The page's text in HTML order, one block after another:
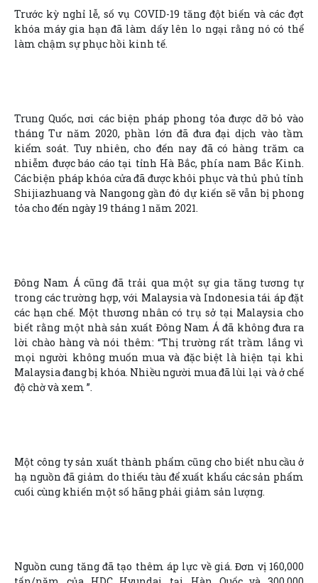
Trước kỳ nghỉ lễ, số vụ COVID-19 tăng đột biến và các đợt
khóa máy gia hạn đã làm dấy lên lo ngại rằng nó có thể
làm chậm sự phục hồi kinh tế.
Trung Quốc, nơi các biện pháp phong tỏa được dỡ bỏ vào
tháng Tư năm 2020, phần lớn đã đưa đại dịch vào tầm
kiểm soát. Tuy nhiên, cho đến nay đã có hàng trăm ca
nhiễm được báo cáo tại tỉnh Hà Bắc, phía nam Bắc Kinh.
Các biện pháp khóa cửa đã được khôi phục và thủ phủ tỉnh
Shijiazhuang và Nangong gần đó dự kiến sẽ vẫn bị phong
tỏa cho đến ngày 19 tháng 1 năm 2021.
Đông Nam Á cũng đã trải qua một sự gia tăng tương tự
trong các trường hợp, với Malaysia và Indonesia tái áp đặt
các hạn chế. Một thương nhân có trụ sở tại Malaysia cho
biết rằng một nhà sản xuất Đông Nam Á đã không đưa ra
lời chào hàng và nói thêm: “Thị trường rất trầm lắng vì
mọi người không muốn mua và đặc biệt là hiện tại khi
Malaysia đang bị khóa. Nhiều người mua đã lùi lại và ở chế
độ chờ và xem ”.
Một công ty sản xuất thành phẩm cũng cho biết nhu cầu ở
hạ nguồn đã giảm do thiếu tàu để xuất khẩu các sản phẩm
cuối cùng khiến một số hãng phải giảm sản lượng.
Nguồn cung tăng đã tạo thêm áp lực về giá. Đơn vị 160,000